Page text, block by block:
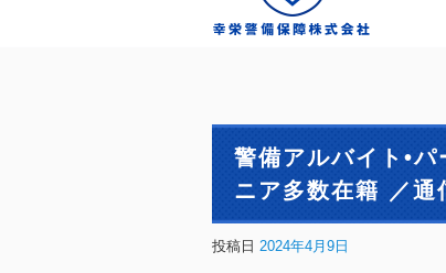
警備アルバイト•
ニア多数在籍 ／通
投稿日 2024年4月9日